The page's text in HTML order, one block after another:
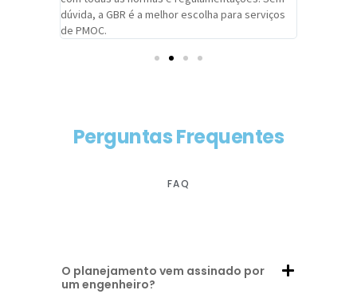
dúvida, a GBR é a melhor escolha para serviços
de PMOC.
Perguntas Frequentes
FAQ
O planejamento vem assinado por
um engenheiro?